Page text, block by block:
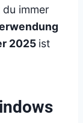
immer
2025 ist